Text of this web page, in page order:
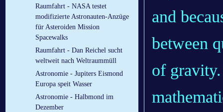
Raumfahrt - NASA testet
modifizierte Astronauten-Anzüge
für Asteroiden Mission
Spacewalks
Raumfahrt - Dan Reichel sucht
weltweit nach Weltraummüll
Astronomie - Jupiters Eismond
Europa speit Wasser
Astronomie - Halbmond im
Dezember
and
between
of